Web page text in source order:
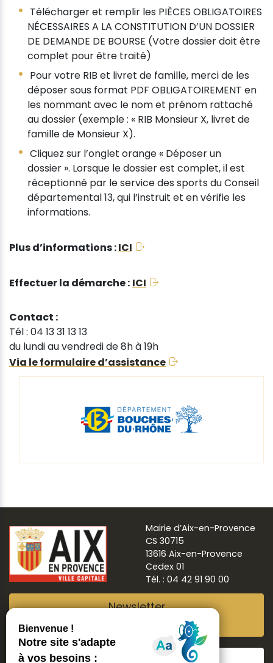
Télécharger et remplir les PIÈCES OBLIGATOIRES
NÉCESSAIRES A LA CONSTITUTION D’UN DOSSIER
DE DEMANDE DE BOURSE (Votre dossier doit être
complet pour être traité)
Pour votre RIB et livret de famille, merci de les
déposer sous format PDF OBLIGATOIREMENT en
les nommant avec le nom et prénom rattaché
au dossier (exemple : « RIB Monsieur X, livret de
famille de Monsieur X).
Cliquez sur l’onglet orange « Déposer un
dossier ». Lorsque le dossier est complet, il est
réceptionné par le service des sports du Conseil
départemental 13, qui l’instruit et en vérifie les
informations.
Plus d’informations :ICI
Effectuer la démarche : ICI
Contact :
Tél : 04 13 31 13 13
du lundi au vendredi de 8h à 19h
Via le formulaire d’assistance
Mairie d’Aix-en-Provence
CS 30715
13616 Aix-en-Provence
Cedex 01
Tél. : 04 42 91 90 00
Newsletter